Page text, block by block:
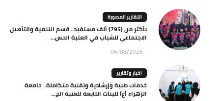
التقارير المصورة
بأكثر من (795) ألف مستفيد.. قسم التنمية والتأهيل
الاجتماعي للشباب في العتبة الحس...
06/08/2026
اخبار وتقارير
خدمات طبية وإرشادية وتقنية متكاملة.. جامعة
الزهراء (ع) للبنات التابعة للعتبة الح...